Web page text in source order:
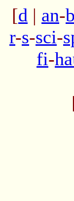
[d | an-b
r-s-sci-
fi-